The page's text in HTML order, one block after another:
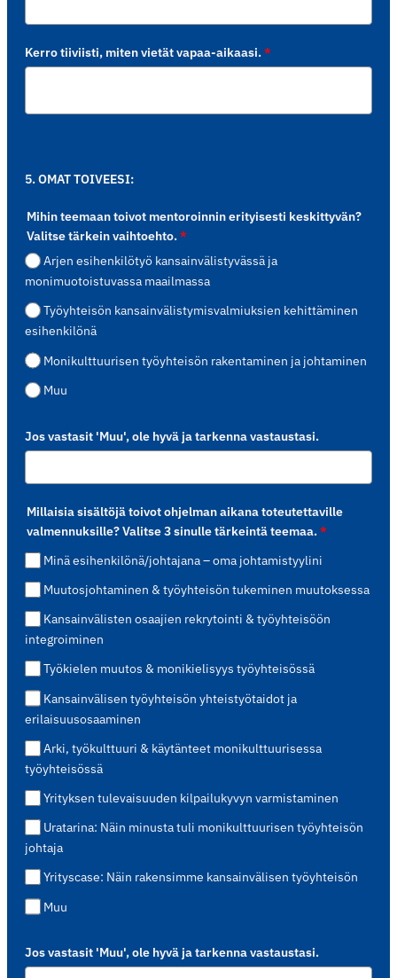
Kerro tiiviisti, miten vietät vapaa-aikaasi.*
5. OMAT TOIVEESI:
Mihin teemaan toivot mentoroinnin erityisesti keskittyvän?
Valitse tärkein vaihtoehto.*
Arjen esihenkilötyö kansainvälistyvässä ja
monimuotoistuvassa maailmassa
Työyhteisön kansainvälistymisvalmiuksien kehittäminen
esihenkilönä
Monikulttuurisen työyhteisön rakentaminen ja johtaminen
Muu
Jos vastasit 'Muu', ole hyvä ja tarkenna vastaustasi.
Millaisia sisältöjä toivot ohjelman aikana toteutettaville
valmennuksille? Valitse 3 sinulle tärkeintä teemaa.*
Minä esihenkilönä/johtajana – oma johtamistyylini
Muutosjohtaminen & työyhteisön tukeminen muutoksessa
Kansainvälisten osaajien rekrytointi & työyhteisöön
integroiminen
Työkielen muutos & monikielisyys työyhteisössä
Kansainvälisen työyhteisön yhteistyötaidot ja
erilaisuusosaaminen
Arki, työkulttuuri & käytänteet monikulttuurisessa
työyhteisössä
Yrityksen tulevaisuuden kilpailukyvyn varmistaminen
Uratarina: Näin minusta tuli monikulttuurisen työyhteisön
johtaja
Yrityscase: Näin rakensimme kansainvälisen työyhteisön
Muu
Jos vastasit 'Muu', ole hyvä ja tarkenna vastaustasi.